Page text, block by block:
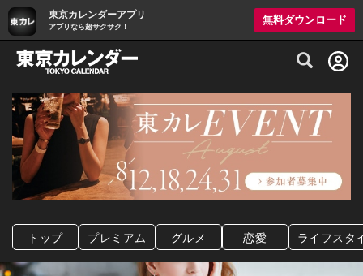
東京カレンダーアプリ
アプリなら超サクサク！
無料ダウンロード
グルメ情報・プレミアムレストラン予約
トップ プレミアム グルメ 恋愛 ライフスタ